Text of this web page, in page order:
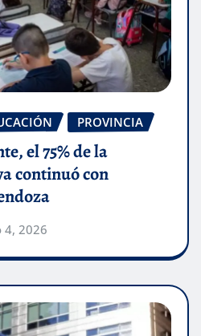
PROVINCIA
el 75% de la
continuó con
4, 2026